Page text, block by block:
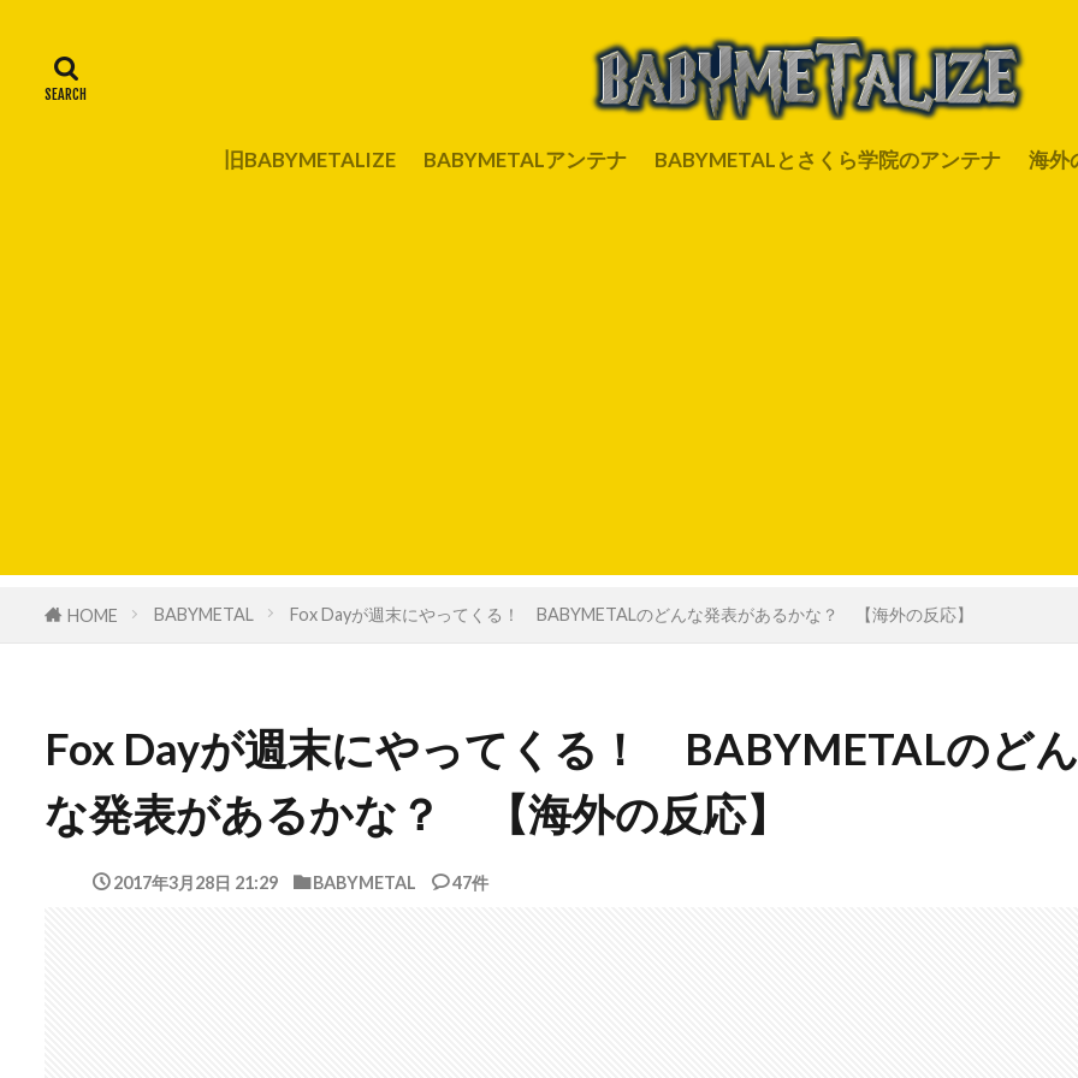
旧BABYMETALIZE BABYMETALアンテナ BABYMETALとさくら学院のアンテナ 海外
HOME BABYMETAL Fox Dayが週末にやってくる！ BABYMETALのどんな発表があるかな？ 【海外の反応】
Fox Dayが週末にやってくる！ BABYMETALのどん
な発表があるかな？ 【海外の反応】
2017年3月28日 21:29 BABYMETAL 47件